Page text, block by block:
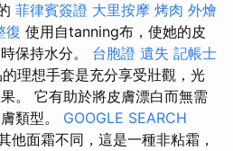
菲律賓簽證 大里按摩 烤肉 外燴
復 使用自tanning布，使她的皮
保持水分。 台胞證 遺失 記帳士
理想手套是充分享受壯觀，光
。 它有助於將皮膚漂白而無需
類型。 GOOGLE SEARCH
他面霜不同，這是一種非粘霜，